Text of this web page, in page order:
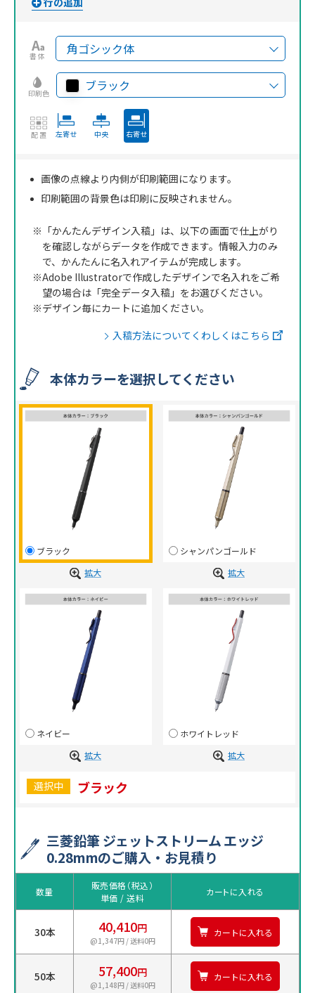
書体
印刷色 ブラック
配置 左寄せ 中央 右寄せ
画像の点線より内側が印刷範囲になります。
印刷範囲の背景色は印刷に反映されません。
※「かんたんデザイン入稿」は、以下の画面で仕上がり
を確認しながらデータを作成できます。情報入力のみ
で、かんたんに名入れアイテムが完成します。
※Adobe Illustratorで作成したデザインで名入れをご希
望の場合は「完全データ入稿」をお選びください。
※デザイン毎にカートに追加ください。
入稿方法についてくわしくはこちら
本体カラーを選択してください
ブラック
拡大
シャンパンゴールド
拡大
ネイビー
拡大
ホワイトレッド
拡大
選択中 ブラック
三菱鉛筆 ジェットストリーム エッジ
0.28mmのご購入・お見積り
数量
販売価格（税込）
単価 / 送料
カートに入れる
30本 40,410円
@1,347円 / 送料0円
カートに入れる
50本 57,400円
@1,148円 / 送料0円
カートに入れる